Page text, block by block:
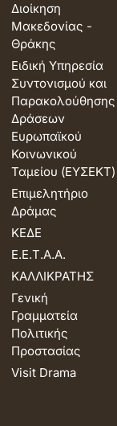
Διοίκηση
Μακεδονίας -
Θράκης
Ειδική Υπηρεσία
Συντονισμού και
Παρακολούθησης
Δράσεων
Ευρωπαϊκού
Κοινωνικού
Ταμείου (ΕΥΣΕΚΤ)
Επιμελητήριο
Δράμας
ΚΕΔΕ
Ε.Ε.Τ.Α.Α.
ΚΑΛΛΙΚΡΑΤΗΣ
Γενική
Γραμματεία
Πολιτικής
Προστασίας
Visit Drama